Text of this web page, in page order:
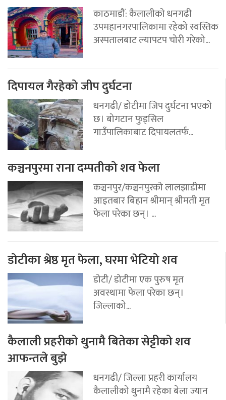
काठमाडौं: कैलालीको धनगढी
उपमहानगरपालिकामा रहेको स्वस्तिक
अस्पतालबाट ल्यापटप चोरी गरेको...
दिपायल गैरहेको जीप दुर्घटना
धनगढी/ डोटीमा जिप दुर्घटना भएको
छ। बोगटान फुड्सिल
गाउँपालिकाबाट दिपायलतर्फ...
कञ्चनपुरमा राना दम्पतीको शव फेला
कञ्चनपुर/कञ्चनपुरको लालझाडीमा
आइतबार बिहान श्रीमान् श्रीमती मृत
फेला परेका छन्। ...
डोटीका श्रेष्ठ मृत फेला, घरमा भेटियो शव
डोटी/ डोटीमा एक पुरुष मृत
अवस्थामा फेला परेका छन्।
जिल्लाको...
कैलाली प्रहरीको थुनामै बितेका सेट्टीको शव
आफन्तले बुझे
धनगढी/ जिल्ला प्रहरी कार्यालय
कैलालीको थुनामै रहेका बेला ज्यान